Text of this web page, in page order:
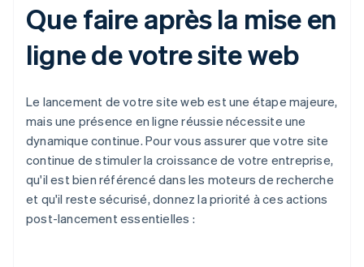
Que faire après la mise en
ligne de votre site web
Le lancement de votre site web est une étape majeure,
mais une présence en ligne réussie nécessite une
dynamique continue. Pour vous assurer que votre site
continue de stimuler la croissance de votre entreprise,
qu'il est bien référencé dans les moteurs de recherche
et qu'il reste sécurisé, donnez la priorité à ces actions
post-lancement essentielles :